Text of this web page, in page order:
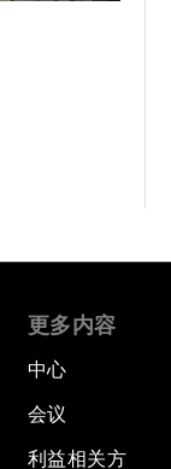
更多内容
中心
会议
利益相关方